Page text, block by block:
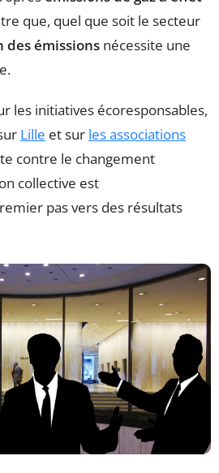
que, quel que soit le secteur
des émissions nécessite une
les initiatives écoresponsables,
Lille et sur les associations
contre le changement
collective est
pas vers des résultats